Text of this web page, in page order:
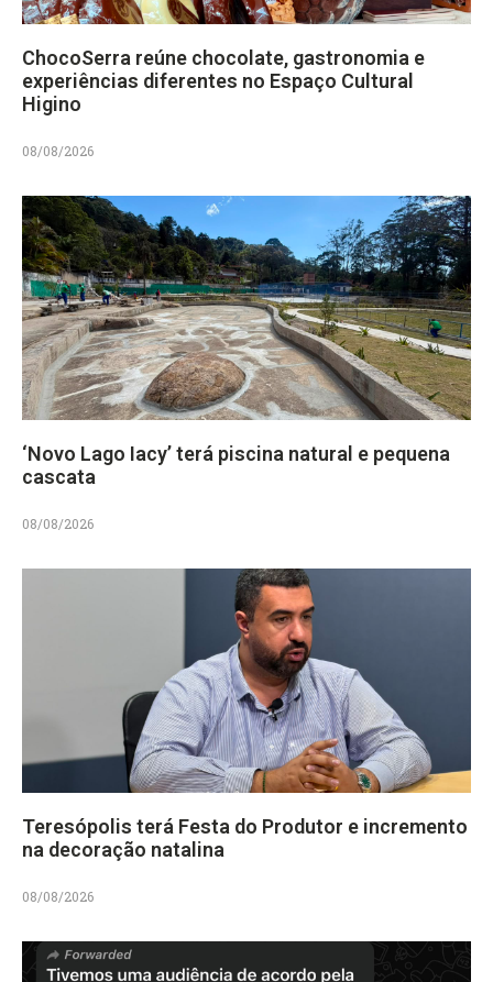
ChocoSerra reúne chocolate, gastronomia e
experiências diferentes no Espaço Cultural
Higino
08/08/2026
‘Novo Lago Iacy’ terá piscina natural e pequena
cascata
08/08/2026
Teresópolis terá Festa do Produtor e incremento
na decoração natalina
08/08/2026